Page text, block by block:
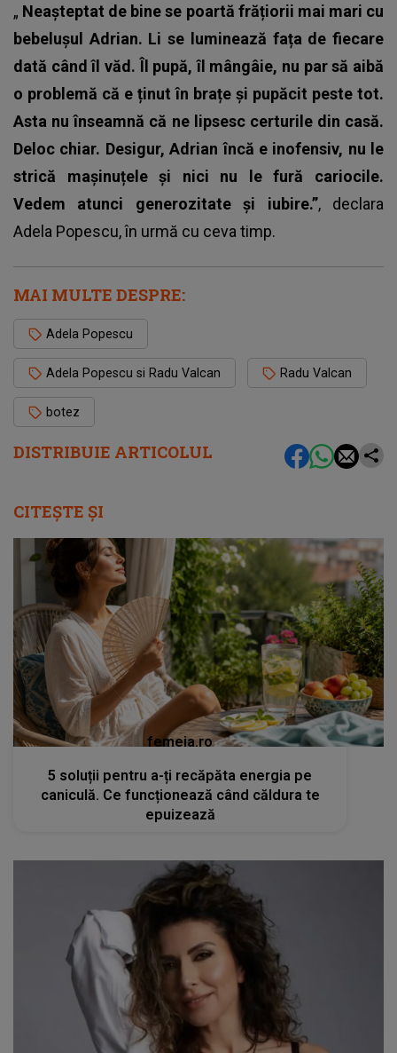
DISTRIBUIE ARTICOLUL
„ Neașteptat de bine se poartă frățiorii mai mari cu
bebelușul Adrian. Li se luminează fața de fiecare
dată când îl văd. Îl pupă, îl mângâie, nu par să aibă
o problemă că e ținut în brațe și pupăcit peste tot.
Asta nu înseamnă că ne lipsesc certurile din casă.
Deloc chiar. Desigur, Adrian încă e inofensiv, nu le
strică mașinuțele și nici nu le fură cariocile.
Vedem atunci generozitate și iubire.”, declara
Adela Popescu, în urmă cu ceva timp.
MAI MULTE DESPRE:
Adela Popescu
Adela Popescu si Radu Valcan Radu Valcan
botez
CITEȘTE ȘI
femeia.ro
5 soluții pentru a-ți recăpăta energia pe
caniculă. Ce funcționează când căldura te
epuizează